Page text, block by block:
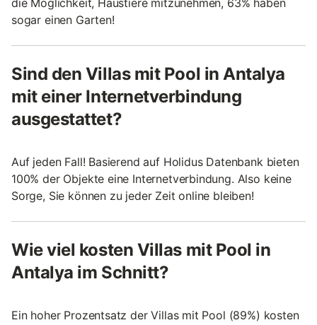
die Möglichkeit, Haustiere mitzunehmen, 63% haben
sogar einen Garten!
Sind den Villas mit Pool in Antalya
mit einer Internetverbindung
ausgestattet?
Auf jeden Fall! Basierend auf Holidus Datenbank bieten
100% der Objekte eine Internetverbindung. Also keine
Sorge, Sie können zu jeder Zeit online bleiben!
Wie viel kosten Villas mit Pool in
Antalya im Schnitt?
Ein hoher Prozentsatz der Villas mit Pool (89%) kosten